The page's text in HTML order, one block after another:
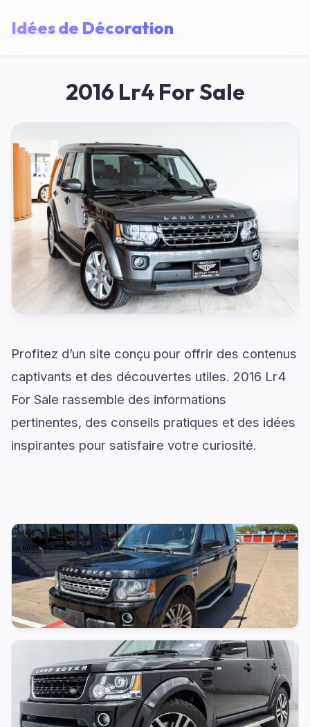
Idées de Décoration
2016 Lr4 For Sale
Profitez d’un site conçu pour offrir des contenus
captivants et des découvertes utiles. 2016 Lr4
For Sale rassemble des informations
pertinentes, des conseils pratiques et des idées
inspirantes pour satisfaire votre curiosité.